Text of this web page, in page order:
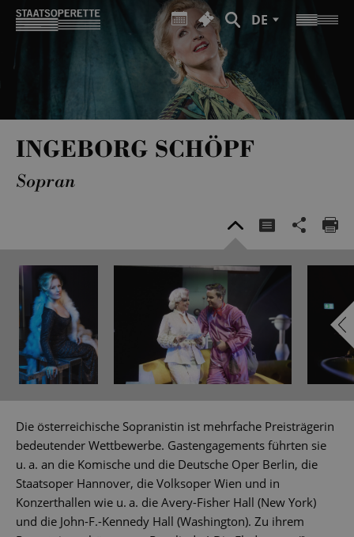
DE
INGEBORG SCHÖPF
Sopran
Die österreichische Sopranistin ist mehrfache Preisträgerin
bedeutender Wettbewerbe. Gastengagements führten sie
u. a. an die Komische und die Deutsche Oper Berlin, die
Staatsoper Hannover, die Volksoper Wien und in
Konzerthallen wie u. a. die Avery-Fisher Hall (New York)
und die John-F.-Kennedy Hall (Washington). Zu ihrem